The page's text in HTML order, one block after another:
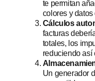
te permitan
colores y datos
Cálculos
facturas
totales, los
reduciendo así
Un generador